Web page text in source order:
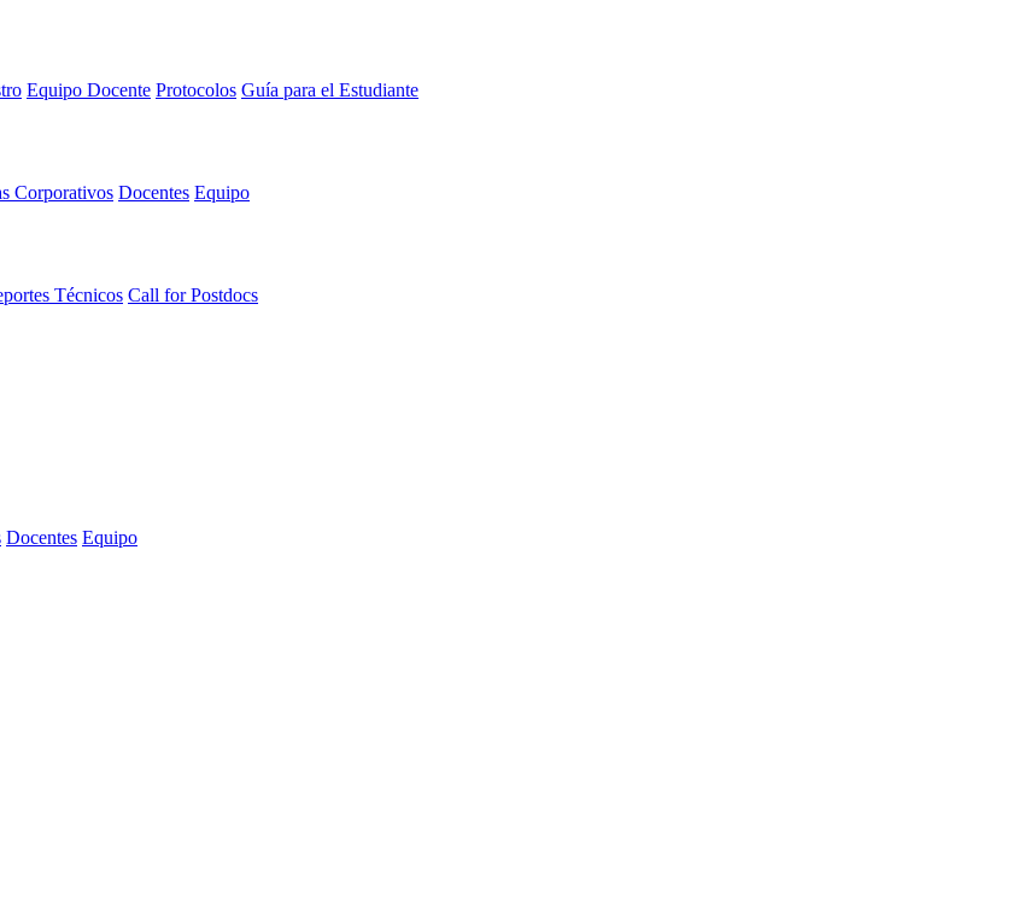
Equipo Docente Protocolos Guía para el Estudiante
Corporativos Docentes Equipo
Técnicos Call for Postdocs
Docentes Equipo